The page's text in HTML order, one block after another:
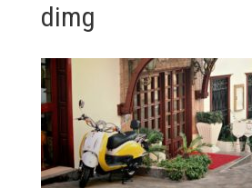
dimg